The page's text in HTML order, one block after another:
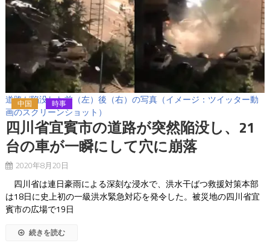
道路が陥没した前（左）後（右）の写真（イメージ：ツイッター動
画のスクリーンショット）
中国 時事
四川省宜賓市の道路が突然陥没し、21
台の車が一瞬にして穴に崩落
2020年8月20日
四川省は連日豪雨による深刻な浸水で、洪水干ばつ救援対策本部
は18日に史上初の一級洪水緊急対応を発令した。被災地の四川省宜
賓市の広場で19日
続きを読む